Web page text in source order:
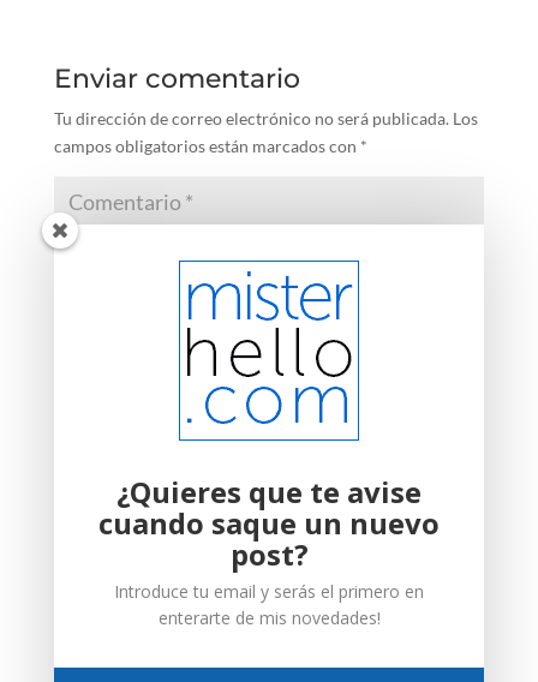
Enviar comentario
Tu dirección de correo electrónico no será publicada. Los
campos obligatorios están marcados con *
¿Quieres que te avise
cuando saque un nuevo
post?
Introduce tu email y serás el primero en
enterarte de mis novedades!